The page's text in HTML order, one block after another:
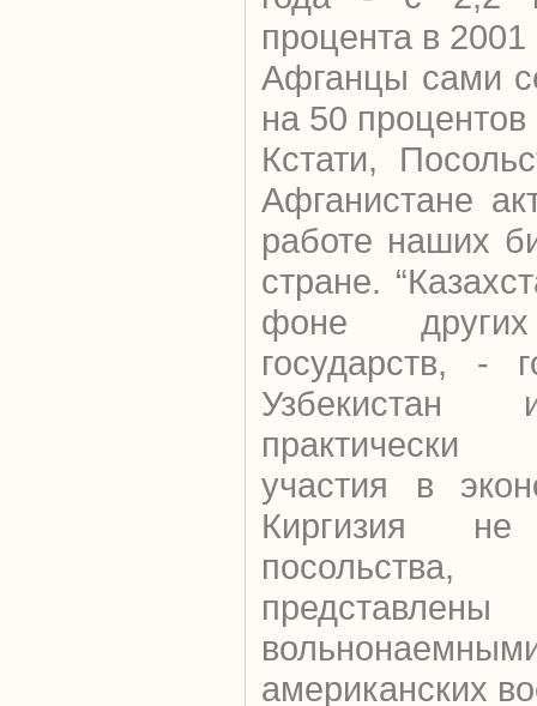
процента в 2001
Афганцы сами
на 50
Кстати,
Афганистане
работе наших
стране.
фоне других
государств, -
Узбекистан
участия в
Киргизия
американских